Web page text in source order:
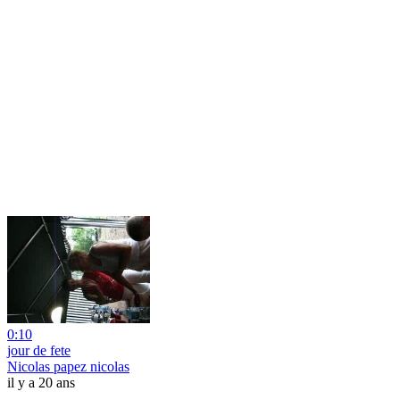
0:10
jour de fete
Nicolas papez nicolas
il y a 20 ans